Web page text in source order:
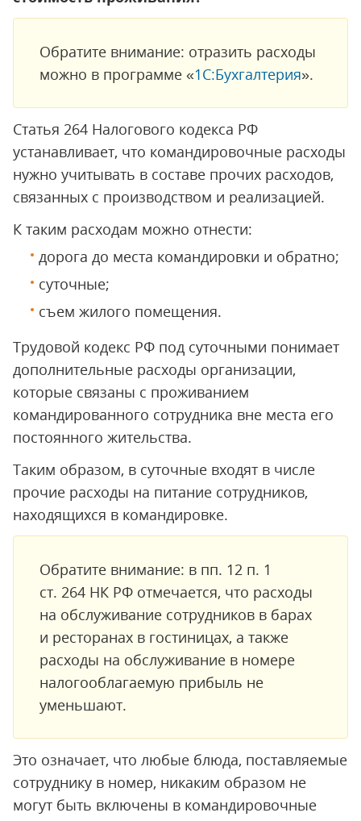
Обратите внимание: отразить расходы
можно в программе «1С:Бухгалтерия».
Статья 264 Налогового кодекса РФ
устанавливает, что командировочные расходы
нужно учитывать в составе прочих расходов,
связанных с производством и реализацией.
К таким расходам можно отнести:
дорога до места командировки и обратно;
суточные;
съем жилого помещения.
Трудовой кодекс РФ под суточными понимает
дополнительные расходы организации,
которые связаны с проживанием
командированного сотрудника вне места его
постоянного жительства.
Таким образом, в суточные входят в числе
прочие расходы на питание сотрудников,
находящихся в командировке.
Обратите внимание: в пп. 12 п. 1
ст. 264 НК РФ отмечается, что расходы
на обслуживание сотрудников в барах
и ресторанах в гостиницах, а также
расходы на обслуживание в номере
налогооблагаемую прибыль не
уменьшают.
Это означает, что любые блюда, поставляемые
сотруднику в номер, никаким образом не
могут быть включены в командировочные